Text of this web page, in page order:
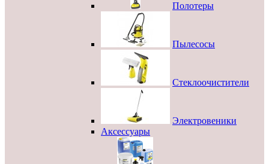
Полотеры
Пылесосы
Стеклоочистители
Электровеники
Аксессуары